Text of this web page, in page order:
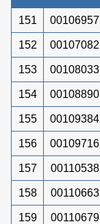
151 00106957
152 00107082
153 00108033
154 00108890
155 00109384
156 00109716
157 00110538
158 00110663
159 00110679